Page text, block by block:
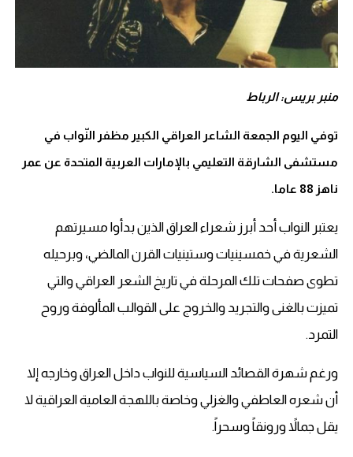
منبر بريس: الرباط
توفي اليوم الجمعة الشاعر العراقي الكبير مظفر النّواب في
مستشفى الشارقة التعليمي بالإمارات العربية المتحدة عن عمر
ناهز 88 عاما.
يعتبر النواب أحد أبرز شعراء العراق الذين بدأوا مسيرتهم
الشعرية في خمسينيات وستينيات القرن المالضي، وبرحيله
تطوى صفحات تلك المرحلة في تاريخ الشعر العراقي والتي
تميزت بالغنى والتجريد والخروج على القوالب المألوفة وروح
التمرد.
ورغم شهرة القصائد السياسية للنواب داخل العراق وخارجه إلا
أن شعره العاطفي والغزلي وخاصة باللهجة العامية العراقية لا
يقل جمالاً ورونقاً وسحراً.